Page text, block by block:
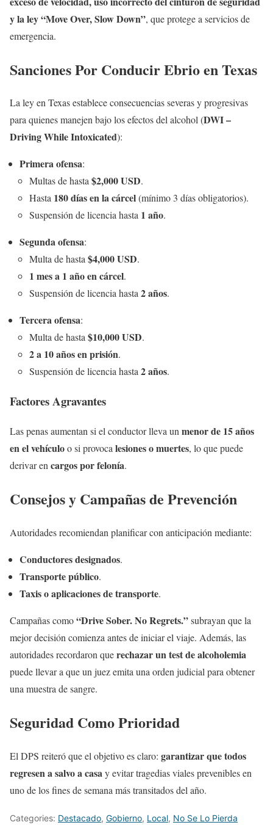
y la ley “Move Over, Slow Down”, que protege a servicios de
emergencia.
Sanciones Por Conducir Ebrio en Texas
La ley en Texas establece consecuencias severas y progresivas
para quienes manejen bajo los efectos del alcohol (DWI –
Driving While Intoxicated):
Primera ofensa:
Multas de hasta$2,000 USD.
Hasta 180 días en la cárcel(mínimo 3 días obligatorios).
Suspensión de licencia hasta 1 año.
Segunda ofensa:
Multa de hasta$4,000 USD.
1 mes a 1 año en cárcel.
Suspensión de licencia hasta2 años.
Tercera ofensa:
Multa de hasta$10,000 USD.
2 a 10 años en prisión.
Suspensión de licencia hasta2 años.
Factores Agravantes
Las penas aumentan si el conductor lleva un menor de 15 años
en el vehículoo si provoca lesiones o muertes, lo que puede
derivar en cargos por felonía.
Consejos y Campañas de Prevención
Autoridades recomiendan planificar con anticipación mediante:
Conductores designados.
Transporte público.
Taxis o aplicaciones de transporte.
Campañas como“Drive Sober. No Regrets.”subrayan que la
mejor decisión comienza antes de iniciar el viaje. Además, las
autoridades recordaron querechazar un test de alcoholemia
puede llevar a que un juez emita una orden judicial para obtener
una muestra de sangre.
Seguridad Como Prioridad
El DPS reiteró que el objetivo es claro: garantizar que todos
regresen a salvo a casa y evitar tragedias viales prevenibles en
uno de los fines de semana más transitados del año.
Categories: Destacado, Gobierno, Local, No Se Lo Pierda